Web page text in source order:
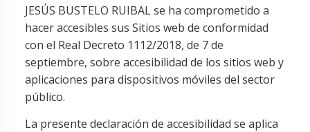
JESÚS BUSTELO RUIBAL se ha comprometido a
hacer accesibles sus Sitios web de conformidad
con el Real Decreto 1112/2018, de 7 de
septiembre, sobre accesibilidad de los sitios web y
aplicaciones para dispositivos móviles del sector
público.
La presente declaración de accesibilidad se aplica